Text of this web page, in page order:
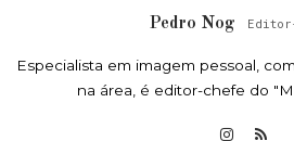
Pedro Nog
Especialista em imagem pessoal,
na área, é editor-chefe do